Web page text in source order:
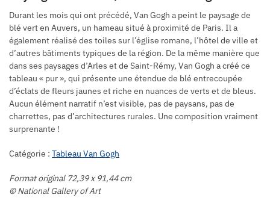
Durant les mois qui ont précédé, Van Gogh a peint le paysage de
blé vert en Auvers, un hameau situé à proximité de Paris. Il a
également réalisé des toiles sur l’église romane, l’hôtel de ville et
d’autres bâtiments typiques de la région. De la même manière que
dans ses paysages d’Arles et de Saint-Rémy, Van Gogh a créé ce
tableau « pur », qui présente une étendue de blé entrecoupée
d’éclats de fleurs jaunes et riche en nuances de verts et de bleus.
Aucun élément narratif n’est visible, pas de paysans, pas de
charrettes, pas d’architectures rurales. Une composition vraiment
surprenante !
Catégorie : Tableau Van Gogh
Format original 72,39 x 91,44 cm
© National Gallery of Art